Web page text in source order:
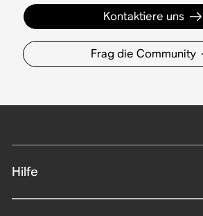
Kontaktiere uns
Frag die Community
Hilfe